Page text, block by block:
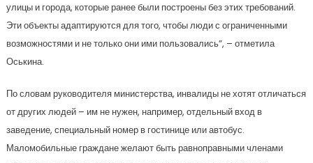
улицы и города, которые ранее были построены без этих требований.
Эти объекты адаптируются для того, чтобы люди с ограниченными
возможностями и не только они ими пользовались”, – отметила
Оськина.
По словам руководителя министерства, инвалиды не хотят отличаться
от других людей – им не нужен, например, отдельный вход в
заведение, специальный номер в гостинице или автобус.
Маломобильные граждане желают быть равноправными членами